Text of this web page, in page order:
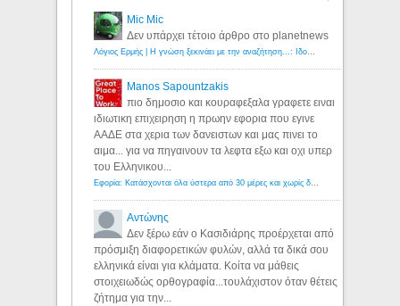
Mic Mic
Δεν υπάρχει τέτοιο άρθρο στο planetnews
Λόγιος Ερμής | Η γνώση ξεκινάει με την αναζήτηση...: Ιδού οι 18 που χρωστούν 11 δις ευρώ!
Manos Sapountzakis
πιο δημοσιο και κουραφεξαλα γραφετε ειναι
ιδιωτικη επιχειρηση η πρωην εφορια που εγινε
ΑΑΔΕ στα χερια των δανειστων και μας πινει το
αιμα... για να πηγαινουν τα λεφτα εξω και οχι υπερ
του Ελληνικου...
Εφορία: Κατάσχονται όλα ύστερα από 30 μέρες και χωρίς δικαστικές αποφάσεις - Λόγιος Ερμής
Αντώνης
Δεν ξέρω εάν ο Κασιδιάρης προέρχεται από
πρόσμιξη διαφορετικών φυλών, αλλά τα δικά σου
ελληνικά είναι για κλάματα. Κοίτα να μάθεις
στοιχειωδώς ορθογραφία...τουλάχιστον όταν θέτεις
ζήτημα για την...